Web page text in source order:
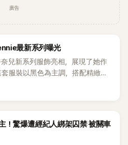
廣告
最新系列曝光
兒新系列服飾亮相，展現了她作
服裝以黑色為主調，搭配精緻的
優雅氣質。
！驚爆遭經紀人綁架囚禁 被關車